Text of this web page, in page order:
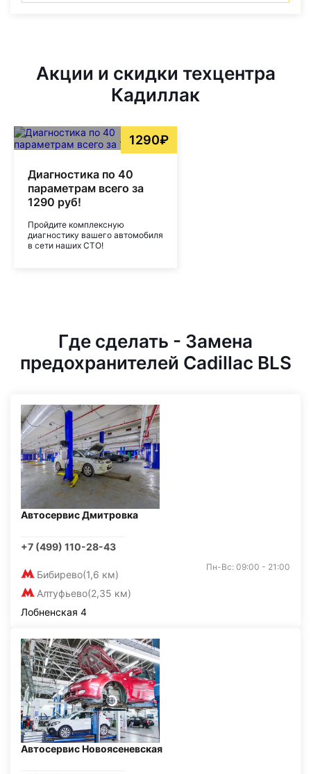
Акции и скидки техцентра
Кадиллак
1290₽
Диагностика по 40
параметрам всего за
1290 руб!
Пройдите комплексную
диагностику вашего автомобиля
в сети наших СТО!
Где сделать - Замена
предохранителей Cadillac BLS
Автосервис Дмитровка
+7 (499) 110-28-43
Бибирево(1,6 км)
Алтуфьево(2,35 км)
Пн-Вс: 09:00 - 21:00
Лобненская 4
Автосервис Новоясеневская